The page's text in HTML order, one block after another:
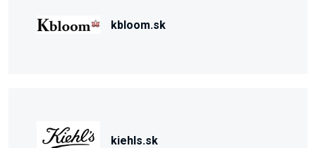
kbloom.sk
kiehls.sk